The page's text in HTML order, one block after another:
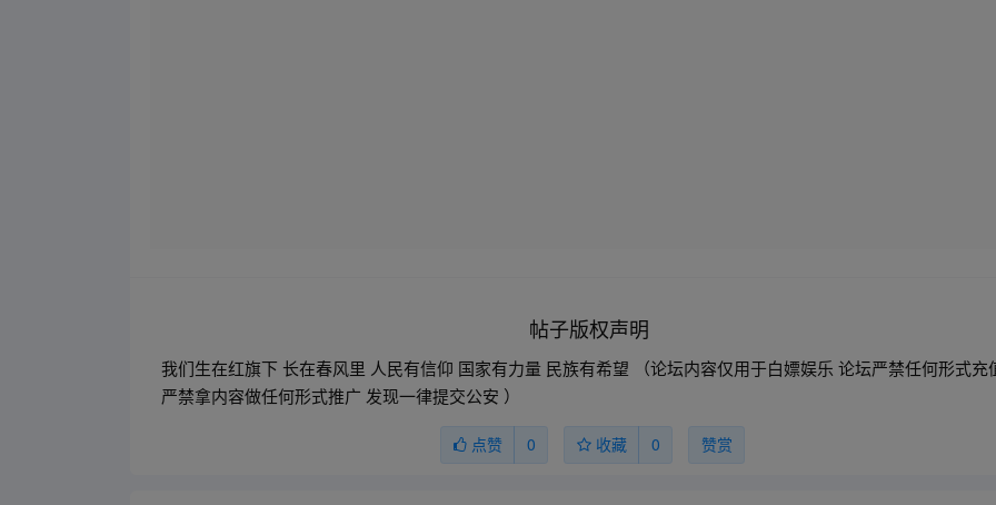
帖子版权声明
我们生在红旗下 长在春风里 人民有信仰 国家有力量 民族有希望 （论坛内容仅用于白嫖娱乐 论坛严禁任何形式充
严禁拿内容做任何形式推广 发现一律提交公安 ）
点赞 0 收藏 0 赞赏